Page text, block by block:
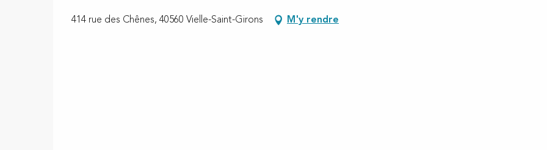
414 rue des Chênes, 40560 Vielle-Saint-Girons M'y rendre